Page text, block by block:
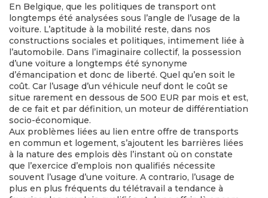
En Belgique, que les politiques de transport ont
longtemps été analysées sous l’angle de l’usage de la
voiture. L’aptitude à la mobilité reste, dans nos
constructions sociales et politiques, intimement liée à
l’automobile. Dans l’imaginaire collectif, la possession
d’une voiture a longtemps été synonyme
d’émancipation et donc de liberté. Quel qu’en soit le
coût. Car l’usage d’un véhicule neuf dont le coût se
situe rarement en dessous de 500 EUR par mois et est,
de ce fait et par définition, un moteur de différentiation
socio-économique.
Aux problèmes liées au lien entre offre de transports
en commun et logement, s’ajoutent les barrières liées
à la nature des emplois dès l’instant où on constate
que l’exercice d’emplois non qualifiés nécessite
souvent l’usage d’une voiture. A contrario, l’usage de
plus en plus fréquents du télétravail a tendance à